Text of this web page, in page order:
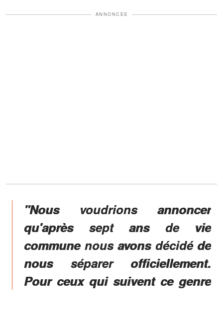
ANNONCES
"Nous voudrions annoncer
qu'après sept ans de vie
commune nous avons décidé de
nous séparer officiellement.
Pour ceux qui suivent ce genre